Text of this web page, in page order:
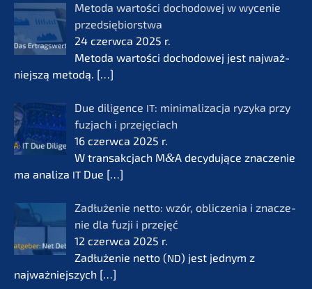
Metoda wartości docho­do­wej w wycenie
przedsię­bi­orst­wa
24 czerw­ca 2025 r.
Metoda wartości docho­do­wej jest najważ­
nie­js­zą metodą. […]
Due diligence IT: minima­li­zac­ja ryzyka przy
fuzjach i przejęciach
16 czerw­ca 2025 r.
W transak­c­jach M&A decydu­jące znacze­nie
ma anali­za IT Due […]
Zadłuże­nie netto: wzór, oblic­ze­nia i znacze­
nie dla fuzji i przejęć
12 czerw­ca 2025 r.
Zadłuże­nie netto (ND) jest jednym z
najważ­nie­js­zych […]